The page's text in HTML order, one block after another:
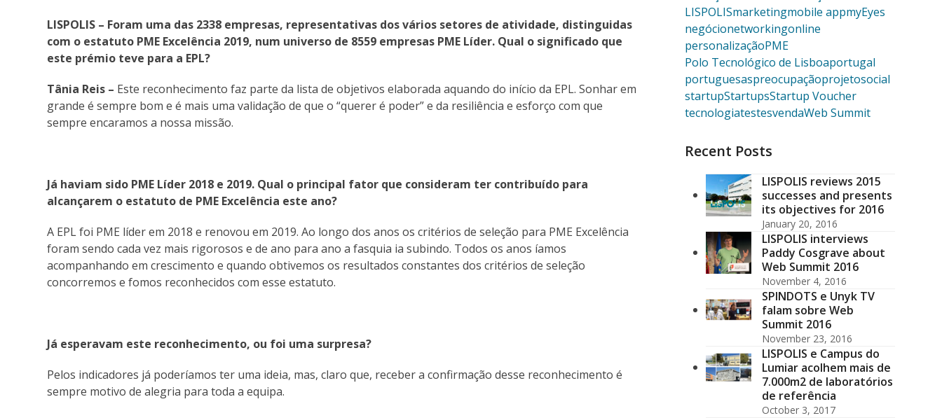
LISPOLIS – Foram uma das 2338 empresas, representativas dos vários setores de atividade, distinguidas
com o estatuto PME Excelência 2019, num universo de 8559 empresas PME Líder. Qual o significado que
este prémio teve para a EPL?
Tânia Reis – Este reconhecimento faz parte da lista de objetivos elaborada aquando do início da EPL. Sonhar em
grande é sempre bom e é mais uma validação de que o “querer é poder” e da resiliência e esforço com que
sempre encaramos a nossa missão.
Já haviam sido PME Líder 2018 e 2019. Qual o principal fator que consideram ter contribuído para
alcançarem o estatuto de PME Excelência este ano?
A EPL foi PME líder em 2018 e renovou em 2019. Ao longo dos anos os critérios de seleção para PME Excelência
foram sendo cada vez mais rigorosos e de ano para ano a fasquia ia subindo. Todos os anos íamos
acompanhando em crescimento e quando obtivemos os resultados constantes dos critérios de seleção
concorremos e fomos reconhecidos com esse estatuto.
Já esperavam este reconhecimento, ou foi uma surpresa?
Pelos indicadores já poderíamos ter uma ideia, mas, claro que, receber a confirmação desse reconhecimento é
sempre motivo de alegria para toda a equipa.
LISPOLISmarketingmobile appmyEyes
negócionetworkingonline
personalizaçãoPME
Polo Tecnológico de Lisboaportugal
portuguesaspreocupaçãoprojetosocial
startupStartupsStartup Voucher
tecnologiatestesvendaWeb Summit
Recent Posts
LISPOLIS reviews 2015
successes and presents
its objectives for 2016
January 20, 2016
LISPOLIS interviews
Paddy Cosgrave about
Web Summit 2016
November 4, 2016
SPINDOTS e Unyk TV
falam sobre Web
Summit 2016
November 23, 2016
LISPOLIS e Campus do
Lumiar acolhem mais de
7.000m2 de laboratórios
de referência
October 3, 2017